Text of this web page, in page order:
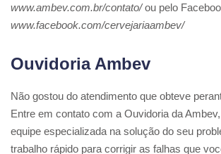
www.ambev.com.br/contato/ou pelo
www.facebook.com/cervejariaambev/
Ouvidoria Ambev
Não gostou do atendimento que obteve
Entre em contato com a Ouvidoria da
equipe especializada na solução do seu
trabalho rápido para corrigir as falhas que